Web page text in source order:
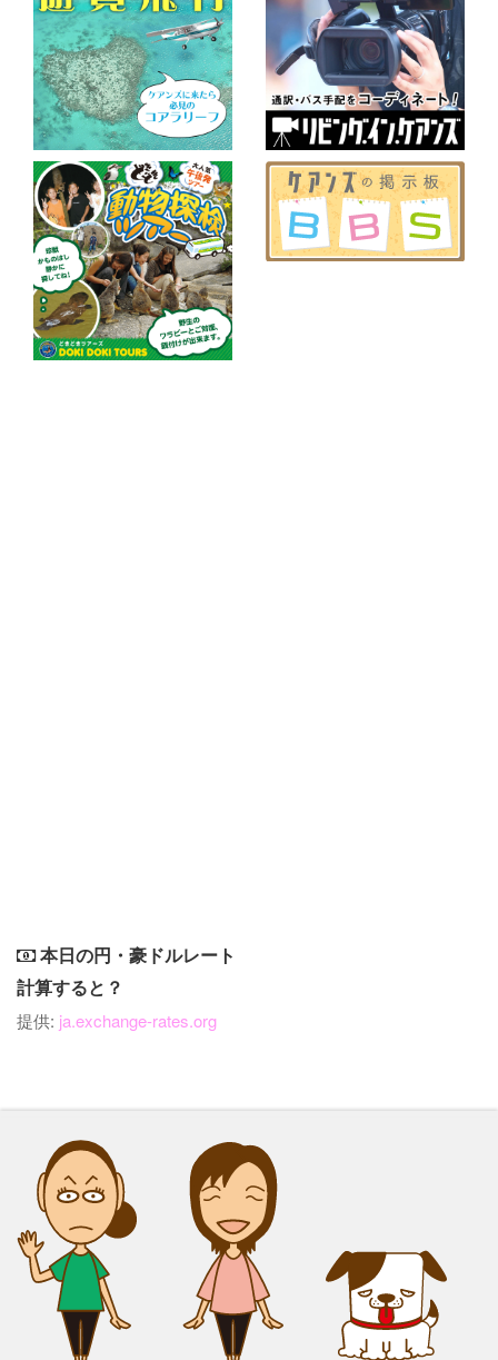
本日の円・豪ドルレート
計算すると？
提供: ja.exchange-rates.org